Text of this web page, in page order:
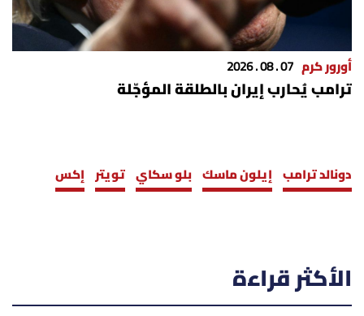
أورور كرم 07 . 08 . 2026
ترامب يُحارب إيران بالطلقة المؤجّلة
دونالد ترامب إيلون ماسك بلو سكاي تويتر إكس
الأكثر قراءة